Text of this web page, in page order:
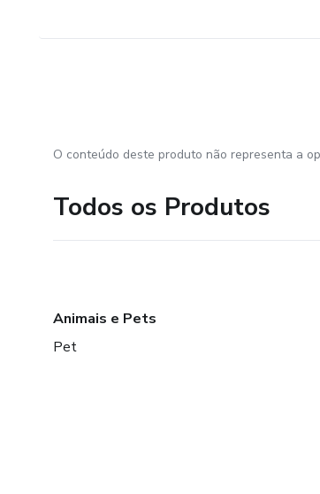
O conteúdo deste produto não representa a
Todos os Produtos
Animais e Pets
Pet